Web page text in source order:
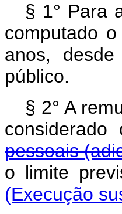
§ 1° Para
computado
anos,
público.
§ 2° A
pessoais
o limite
(Execução